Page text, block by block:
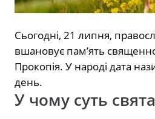
Сьогодні, 21 липня,
вшановує пам’ять
Прокопія. У народі дата
день.
У чому суть свята